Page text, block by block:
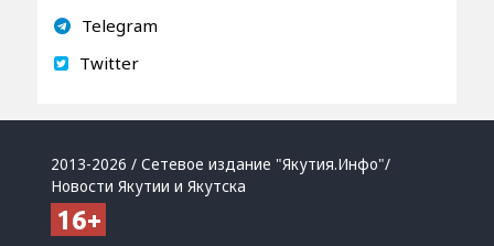
Telegram
Twitter
2013-2026 / Сетевое издание "Якутия.Инфо"/
Новости Якутии и Якутска